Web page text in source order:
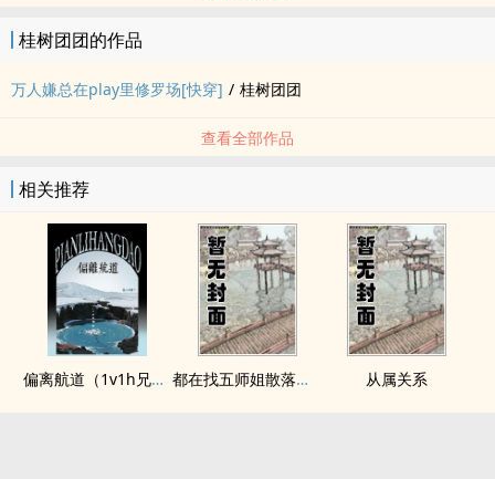
桂树团团的作品
万人嫌总在play里修罗场[快穿] / 桂树团团
查看全部作品
相关推荐
偏离航道（1v1h兄妹骨科bg） 都在找五师姐散落的法宝 从属关系